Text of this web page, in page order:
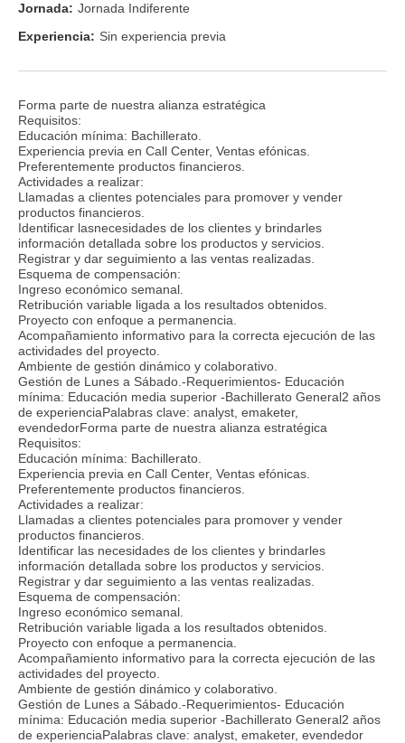
Jornada: Jornada Indiferente
Experiencia: Sin experiencia previa
Forma parte de nuestra alianza estratégica
Requisitos:
Educación mínima: Bachillerato.
Experiencia previa en Call Center, Ventas efónicas.
Preferentemente productos financieros.
Actividades a realizar:
Llamadas a clientes potenciales para promover y vender
productos financieros.
Identificar lasnecesidades de los clientes y brindarles
información detallada sobre los productos y servicios.
Registrar y dar seguimiento a las ventas realizadas.
Esquema de compensación:
Ingreso económico semanal.
Retribución variable ligada a los resultados obtenidos.
Proyecto con enfoque a permanencia.
Acompañamiento informativo para la correcta ejecución de las
actividades del proyecto.
Ambiente de gestión dinámico y colaborativo.
Gestión de Lunes a Sábado.-Requerimientos- Educación
mínima: Educación media superior -Bachillerato General2 años
de experienciaPalabras clave: analyst, emaketer,
evendedorForma parte de nuestra alianza estratégica
Requisitos:
Educación mínima: Bachillerato.
Experiencia previa en Call Center, Ventas efónicas.
Preferentemente productos financieros.
Actividades a realizar:
Llamadas a clientes potenciales para promover y vender
productos financieros.
Identificar las necesidades de los clientes y brindarles
información detallada sobre los productos y servicios.
Registrar y dar seguimiento a las ventas realizadas.
Esquema de compensación:
Ingreso económico semanal.
Retribución variable ligada a los resultados obtenidos.
Proyecto con enfoque a permanencia.
Acompañamiento informativo para la correcta ejecución de las
actividades del proyecto.
Ambiente de gestión dinámico y colaborativo.
Gestión de Lunes a Sábado.-Requerimientos- Educación
mínima: Educación media superior -Bachillerato General2 años
de experienciaPalabras clave: analyst, emaketer, evendedor